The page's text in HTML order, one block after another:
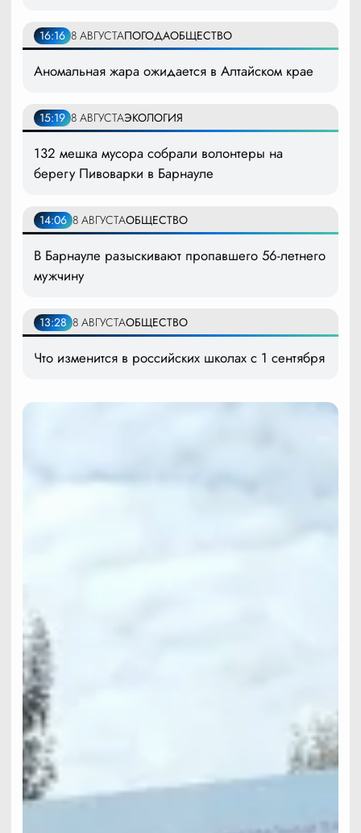
16:16 8 АВГУСТАПОГОДАОБЩЕСТВО
Аномальная жара ожидается в Алтайском крае
15:19 8 АВГУСТАЭКОЛОГИЯ
132 мешка мусора собрали волонтеры на
берегу Пивоварки в Барнауле
14:06 8 АВГУСТАОБЩЕСТВО
В Барнауле разыскивают пропавшего 56-летнего
мужчину
13:28 8 АВГУСТАОБЩЕСТВО
Что изменится в российских школах с 1 сентября